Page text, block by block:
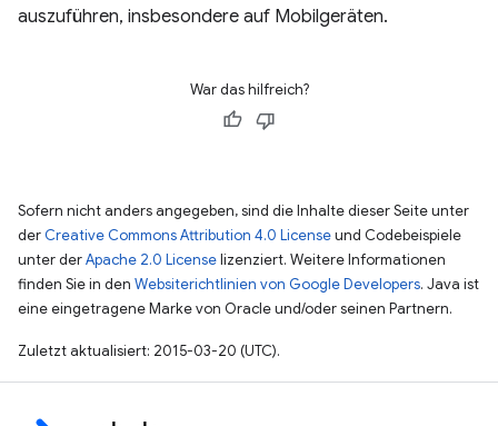
auszuführen, insbesondere auf Mobilgeräten.
War das hilfreich?
Sofern nicht anders angegeben, sind die Inhalte dieser Seite unter
der Creative Commons Attribution 4.0 Licenseund Codebeispiele
unter derApache 2.0 Licenselizenziert. Weitere Informationen
finden Sie in den Websiterichtlinien von Google Developers. Java ist
eine eingetragene Marke von Oracle und/oder seinen Partnern.
Zuletzt aktualisiert: 2015-03-20 (UTC).